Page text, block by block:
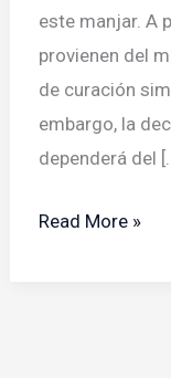
este manjar. A
provienen del
de curación
embargo, la
dependerá del
¿Jamón
Read More »